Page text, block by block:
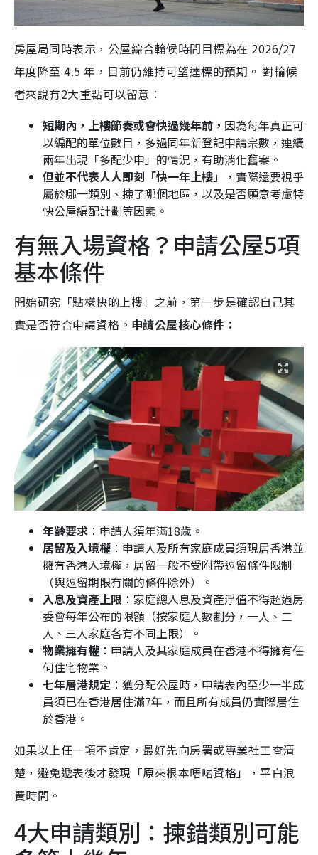
房屋局同時表示，公屋綜合輪候時間目標為在 2026/27
年度降至 4.5 年，目前仍維持可望達標的預期。 對輪候
者來說有2大重點可以留意：
短期內，上樓節奏或會快過幾年前， 因為每年真正可
以編配的單位數目，多過同年新登記申請宗數，連續
兩年出現「多配少申」的情況，有助消化舊案。
但並不代表人人即刻「快一年上樓」
，實際還要視乎
屬於哪一類別、揀了哪個地區，以及是否願意考慮特
快公屋編配計劃等因素。
有無入場資格？申請公屋5項
基本條件
開始研究「點樣快啲上樓」之前，第一步是確認自己其
實是否符合申請資格。 申請公屋核心條件：
年齡要求 ：申請人須年滿18歲。
居留及入境權 ：申請人及所有家庭成員須現居香港並
擁有香港入境權，居留一般不受附帶逗留條件限制
（與逗留期限有關的條件除外）。
入息及資產上限 ：家庭總入息及資產淨值不得超過房
委會每年公布的限額（按家庭人數劃分，一人、二
人、三人家庭各有不同上限）。
物業擁有權 ：申請人及其家庭成員在香港不得擁有任
何住宅物業。
七年居港規定 ：獲分配公屋時，申請表內至少一半成
員須已在香港居住滿7年，而且所有成員仍實際居住
於香港。
如果以上任一項不肯定，最好先向房署或專業社工查清
楚，避免遞表後才發現「原來根本唔啱資格」，平白浪
費時間。
4大申請類別：揀錯類別可能